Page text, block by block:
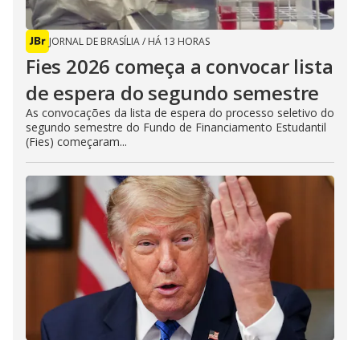
JORNAL DE BRASÍLIA/ HÁ 13 HORAS
Fies 2026 começa a convocar lista
de espera do segundo semestre
As convocações da lista de espera do processo seletivo do
segundo semestre do Fundo de Financiamento Estudantil
(Fies) começaram...